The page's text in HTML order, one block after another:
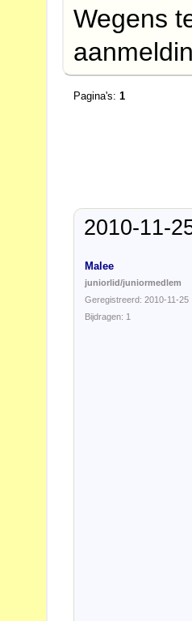
Wegens
Pagina's:1
2010-11-
Malee
juniorlid/juniormedlem
Geregistreerd: 2010-11-25
Bijdragen: 1